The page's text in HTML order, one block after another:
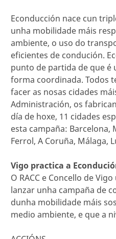
Econducción nace cun
unha mobilidade máis
ambiente, o uso do
eficientes de condución.
punto de partida de que é
forma coordinada. Todos
facer as nosas cidades
Administración, os
día de hoxe, 11 cidades
esta campaña: Barcelona,
Ferrol, A Coruña, Málaga,
Vigo practica a
O RACC e Concello de
lanzar unha campaña de
dunha mobilidade máis
medio ambiente, e que a